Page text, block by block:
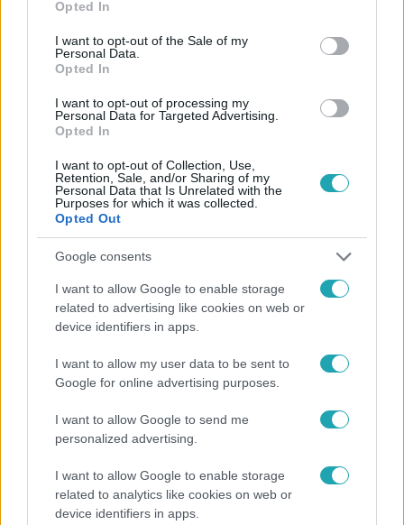
use your data for below specified purposes in below Google
consent section.
Opted In
I want to opt-out of the Sale of my
Personal Data.
Opted In
I want to opt-out of processing my
Personal Data for Targeted Advertising.
Opted In
I want to opt-out of Collection, Use,
Retention, Sale, and/or Sharing of my
Personal Data that Is Unrelated with the
Purposes for which it was collected.
Opted Out
Google consents
I want to allow Google to enable storage
related to advertising like cookies on web or
device identifiers in apps.
I want to allow my user data to be sent to
Google for online advertising purposes.
I want to allow Google to send me
personalized advertising.
I want to allow Google to enable storage
related to analytics like cookies on web or
device identifiers in apps.
HÍRADÓ
Népszerű